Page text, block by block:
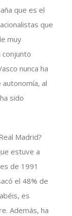
que es el
que
muy
conjunto
nunca ha
autonomía, al
sido
Madrid?
estuve a
de 1991
el 48% de
es
Además, ha